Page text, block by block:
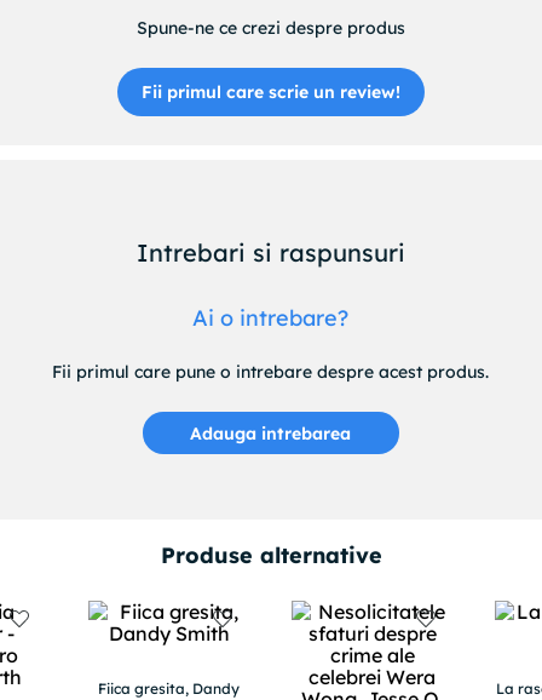
Spune-ne ce crezi despre produs
Fii primul care scrie un review!
Intrebari si raspunsuri
Ai o intrebare?
Fii primul care pune o intrebare despre acest produs.
Adauga intrebarea
Produse alternative
Fiica gresita, Dandy
La